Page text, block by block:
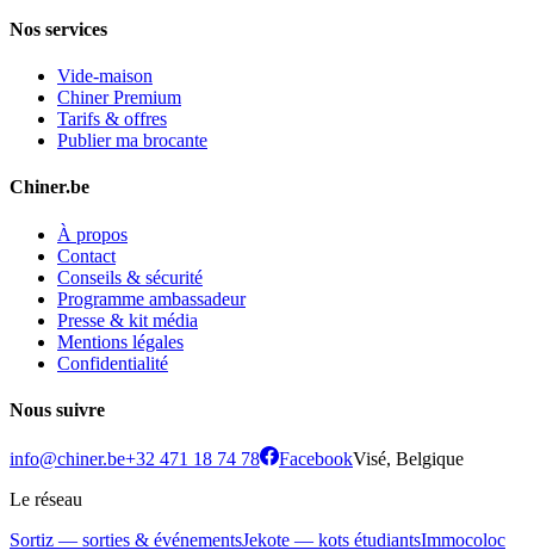
Nos services
Vide-maison
Chiner Premium
Tarifs & offres
Publier ma brocante
Chiner.be
À propos
Contact
Conseils & sécurité
Programme ambassadeur
Presse & kit média
Mentions légales
Confidentialité
Nous suivre
info@chiner.be+32 471 18 74 78 FacebookVisé, Belgique
Le réseau
Sortiz — sorties & événementsJekote — kots étudiantsImmocoloc